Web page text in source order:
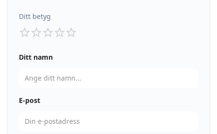
Ditt betyg
Ditt namn
E-post